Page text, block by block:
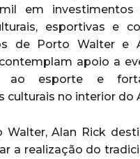
em investimentos
esportivas e
de Porto Walter e
apoio a
ao esporte e
culturais no interior do
Walter, Alan Rick
a realização do